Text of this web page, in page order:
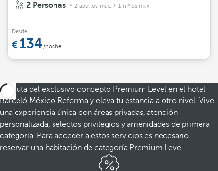
2 Personas 2 adultos máx. / 1 niños máx.
Desde
134/noche
Disfruta del exclusivo concepto Premium Level en el hotel
Barceló México Reforma y eleva tu estancia a otro nivel. Vive
una experiencia única con áreas privadas, atención
personalizada, selectos privilegios y amenidades de primera
categoría. Para acceder a estos servicios es necesario
reservar una habitación de categoría Premium Level.